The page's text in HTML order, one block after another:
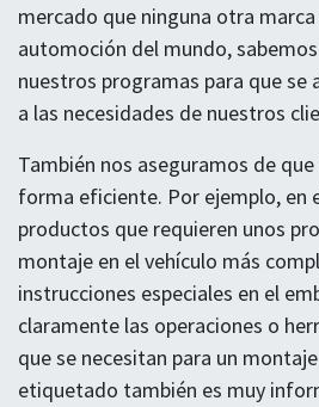
mercado que ninguna otra
automoción del mundo,
nuestros programas para que se
a las necesidades de nuestros
También nos aseguramos de
forma eficiente. Por ejemplo, en
productos que requieren unos
montaje en el vehículo más
instrucciones especiales en el
claramente las operaciones o
que se necesitan para un
etiquetado también es muy